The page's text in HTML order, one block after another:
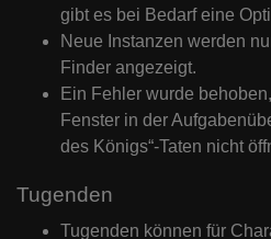
gibt es bei Bedarf eine
Neue Instanzen werden
Finder angezeigt.
Ein Fehler wurde
Fenster in der
des Königs“-Taten nicht
Tugenden
Tugenden können für